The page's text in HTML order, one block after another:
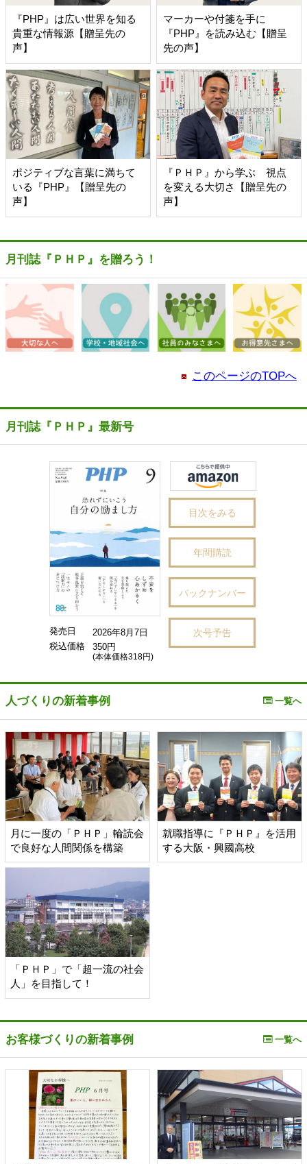
『PHP』は広い世界を知る
貴重な情報源【贈呈先の
声】
マーカーや付箋を手に
『PHP』を読み込む【贈呈
先の声】
ポジティブな言葉に満ちて
いる『PHP』【贈呈先の
声】
『ＰＨＰ』から学ぶ 視点
を変える大切さ【贈呈先の
声】
月刊誌『ＰＨＰ』を贈ろう！
このページのTOPへ
月刊誌『ＰＨＰ』最新号
発売日
2026年8月7日
税込価格
350円
(本体価格318円)
目次をみる
年間購読
バックナンバー
次号予告
人づくりの新着事例 一覧へ
月に一度の「ＰＨＰ」輪読会
で良好な人間関係を構築
就職指導に『ＰＨＰ』を活用
する大阪・興國高校
「ＰＨＰ」で「超一流の社会
人」を目指して！
お客様づくりの新着事例 一覧へ